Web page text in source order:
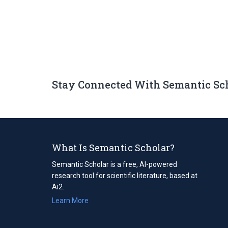
Stay Connected With Semantic
What Is Semantic Scholar?
Semantic Scholar is a free, AI-powered
research tool for scientific literature, based at
Ai2.
Learn More